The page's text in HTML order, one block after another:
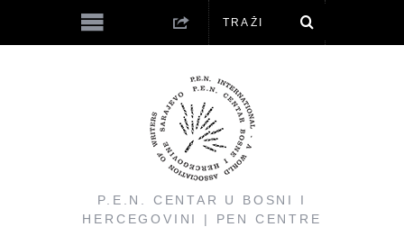
P.E.N. CENTAR U BOSNI I
HERCEGOVINI | PEN CENTRE